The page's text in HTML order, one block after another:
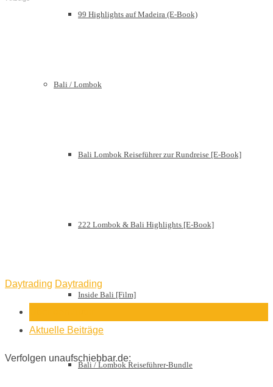
99 Highlights auf Madeira (E-Book)
Bali / Lombok
Bali Lombok Reiseführer zur Rundreise [E-Book]
222 Lombok & Bali Highlights [E-Book]
Inside Bali [Film]
Bali / Lombok Reiseführer-Bundle
Daytrading Daytrading
Aktuelle Beiträge
Verfolgen unaufschiebbar.de: